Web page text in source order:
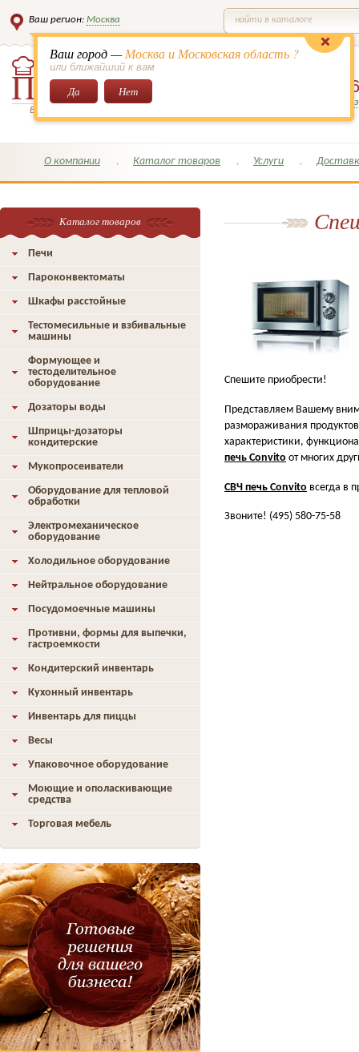
Ваш регион: Москва
Ваш город —Москва и Московская область ?
или ближайший к вам
Да Нет
найти в каталоге
Всё для кондитеров и поваров!
649-
Заказать обратный
О компании Каталог товаров Услуги
Спешите приобрести!
Представляем Вашему
размораживания
характеристики,
печь Convito от многих
СВЧ печь Convito всегда в
Звоните! (495) 580-75-58
Каталог товаров
Печи
Пароконвектоматы
Шкафы расстойные
Тестомесильные и взбивальные
машины
Формующее и
тестоделительное
оборудование
Дозаторы воды
Шприцы-дозаторы
кондитерские
Мукопросеиватели
Оборудование для тепловой
обработки
Электромеханическое
оборудование
Холодильное оборудование
Нейтральное оборудование
Посудомоечные машины
Противни, формы для выпечки,
гастроемкости
Кондитерский инвентарь
Кухонный инвентарь
Инвентарь для пиццы
Весы
Упаковочное оборудование
Моющие и ополаскивающие
средства
Торговая мебель